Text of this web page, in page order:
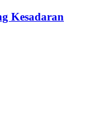
Kesadaran